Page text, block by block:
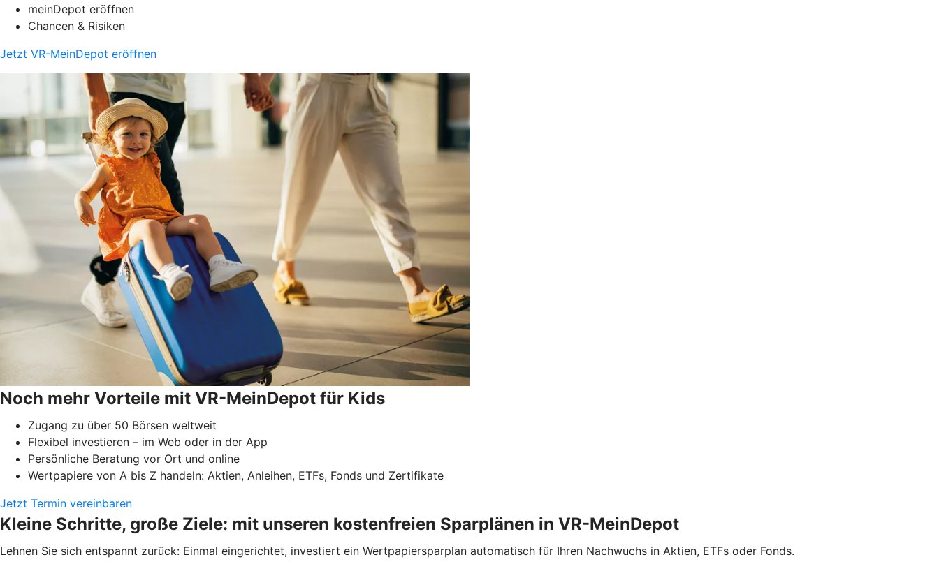
meinDepot eröffnen
Chancen & Risiken
Jetzt VR-MeinDepot eröffnen
Noch mehr Vorteile mit VR-MeinDepot für Kids
Zugang zu über 50 Börsen weltweit
Flexibel investieren – im Web oder in der App
Persönliche Beratung vor Ort und online
Wertpapiere von A bis Z handeln: Aktien, Anleihen, ETFs, Fonds und Zertifikate
Jetzt Termin vereinbaren
Kleine Schritte, große Ziele: mit unseren kostenfreien Sparplänen in VR-MeinDepot
Lehnen Sie sich entspannt zurück: Einmal eingerichtet, investiert ein Wertpapiersparplan automatisch für Ihren Nachwuchs in Aktien, ETFs oder Fonds.